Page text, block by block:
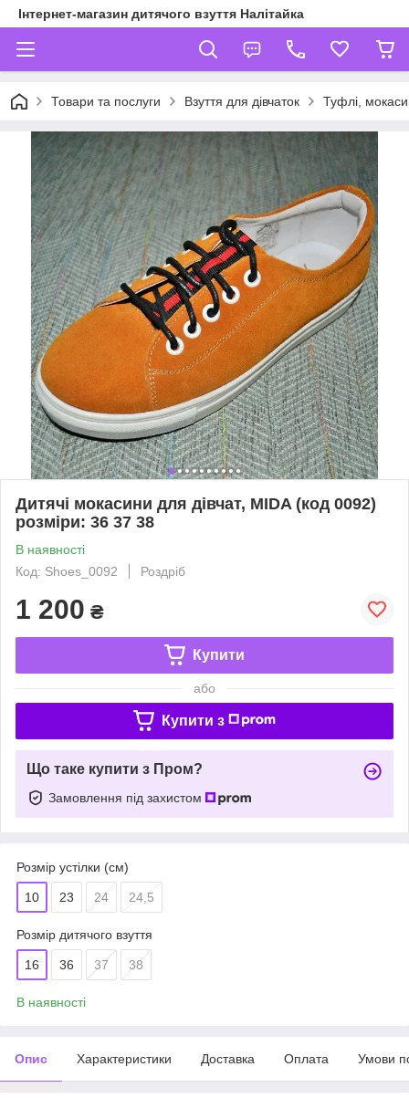
Інтернет-магазин дитячого взуття Налітайка
Товари та послуги Взуття для дівчаток Туфлі,
Дитячі мокасини для дівчат, MIDA (код 0092)
розміри: 36 37 38
В наявності
Код: Shoes_0092
Роздріб
1 200 ₴
Купити
або
Купити з
Що таке купити з Пром?
Замовлення під захистом
Розмір устілки (см)
10 23 24 24,5
Розмір дитячого взуття
16 36 37 38
В наявності
Опис Характеристики Доставка Оплата Умови